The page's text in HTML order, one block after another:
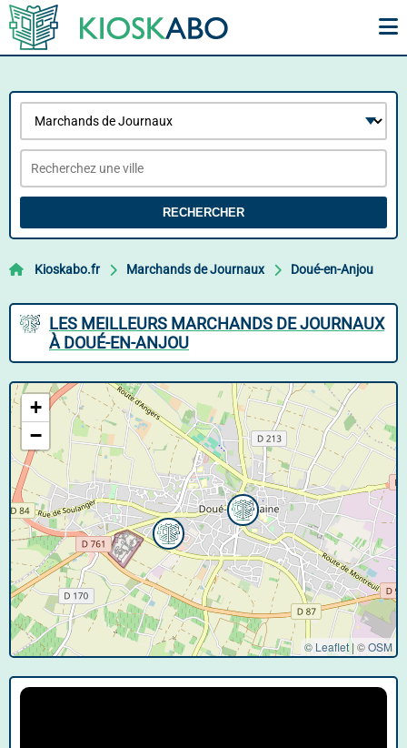
RECHERCHER
Kioskabo.fr Marchands de Journaux Doué-en-Anjou
LES MEILLEURS MARCHANDS DE JOURNAUX
À DOUÉ-EN-ANJOU
+
−
© Leaflet | ©OSM